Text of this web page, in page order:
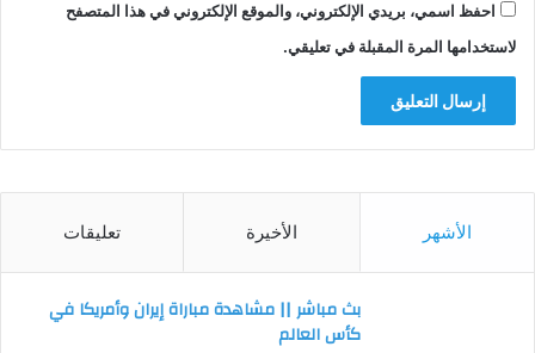
احفظ اسمي، بريدي الإلكتروني، والموقع الإلكتروني في هذا المتصفح
لاستخدامها المرة المقبلة في تعليقي.
الأشهر الأخيرة تعليقات
بث مباشر || مشاهدة مباراة إيران وأمريكا في
كأس العالم